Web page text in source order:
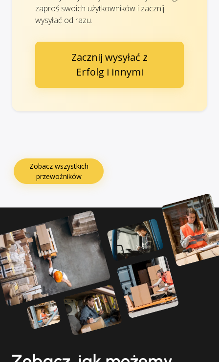
zaproś swoich użytkowników i zacznij
wysyłać od razu.
Zacznij wysyłać z
Erfolg i innymi
Zobacz wszystkich
przewoźników